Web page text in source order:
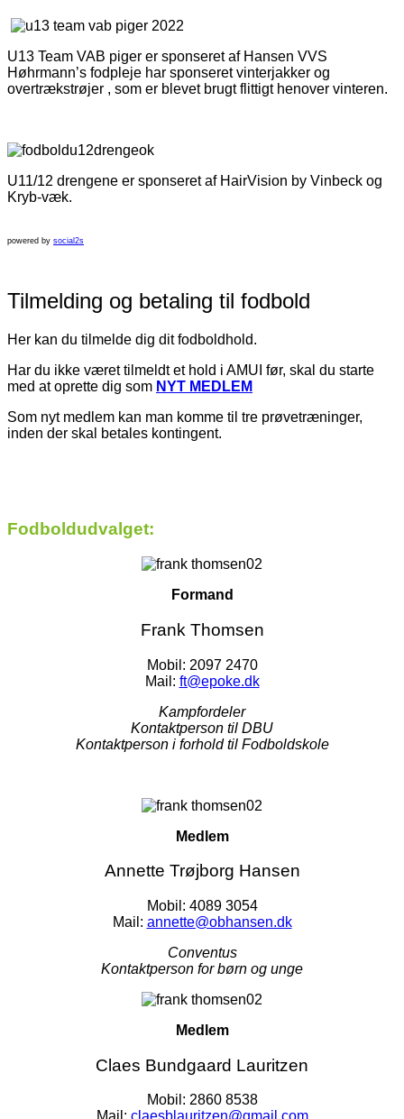
U13 Team VAB piger er sponseret af Hansen VVS
Høhrmann’s fodpleje har sponseret vinterjakker og
overtrækstrøjer , som er blevet brugt flittigt henover vinteren.
U11/12 drengene er sponseret af HairVision by Vinbeck og
Kryb-væk.
powered by social2s
Tilmelding og betaling til fodbold
Her kan du tilmelde dig dit fodboldhold.
Har du ikke været tilmeldt et hold i AMUI før, skal du starte
med at oprette dig som NYT MEDLEM
Som nyt medlem kan man komme til tre prøvetræninger,
inden der skal betales kontingent.
Fodboldudvalget:
Formand
Frank Thomsen
Mobil: 2097 2470
Mail: ft@epoke.dk
Kampfordeler
Kontaktperson til DBU
Kontaktperson i forhold til Fodboldskole
Medlem
Annette Trøjborg Hansen
Mobil: 4089 3054
Mail: annette@obhansen.dk
Conventus
Kontaktperson for børn og unge
Medlem
Claes Bundgaard Lauritzen
Mobil: 2860 8538